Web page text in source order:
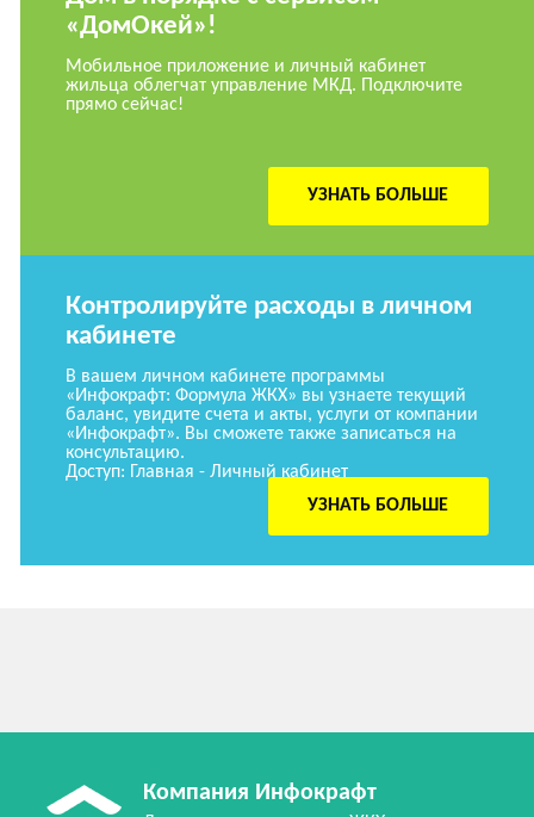
«ДомОкей»!
Мобильное приложение и личный кабинет
жильца облегчат управление МКД. Подключите
прямо сейчас!
УЗНАТЬ БОЛЬШЕ
Контролируйте расходы в личном
кабинете
В вашем личном кабинете программы
«Инфокрафт: Формула ЖКХ» вы узнаете текущий
баланс, увидите счета и акты, услуги от компании
«Инфокрафт». Вы сможете также записаться на
консультацию.
Доступ: Главная - Личный кабинет
УЗНАТЬ БОЛЬШЕ
Компания Инфокрафт